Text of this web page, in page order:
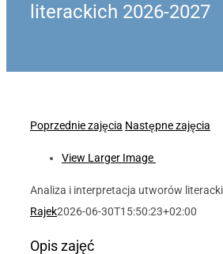
literackich 2026-2027
Poprzednie zajęcia Następne zajęcia
View Larger Image
Analiza i interpretacja utworów
Rajek2026-06-30T15:50:23+02:00
Opis zajęć